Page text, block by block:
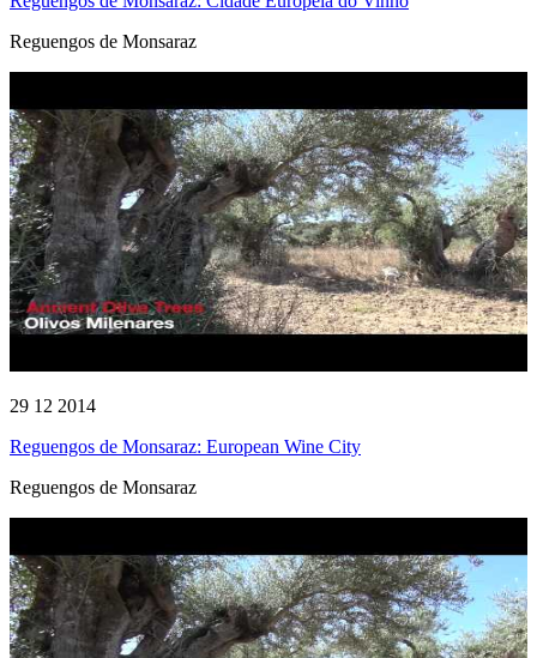
Reguengos de Monsaraz
29 12 2014
Reguengos de Monsaraz: European Wine City
Reguengos de Monsaraz